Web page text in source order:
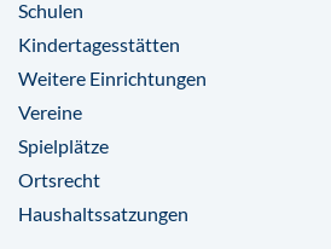
Schulen
Kindertagesstätten
Weitere Einrichtungen
Vereine
Spielplätze
Ortsrecht
Haushaltssatzungen